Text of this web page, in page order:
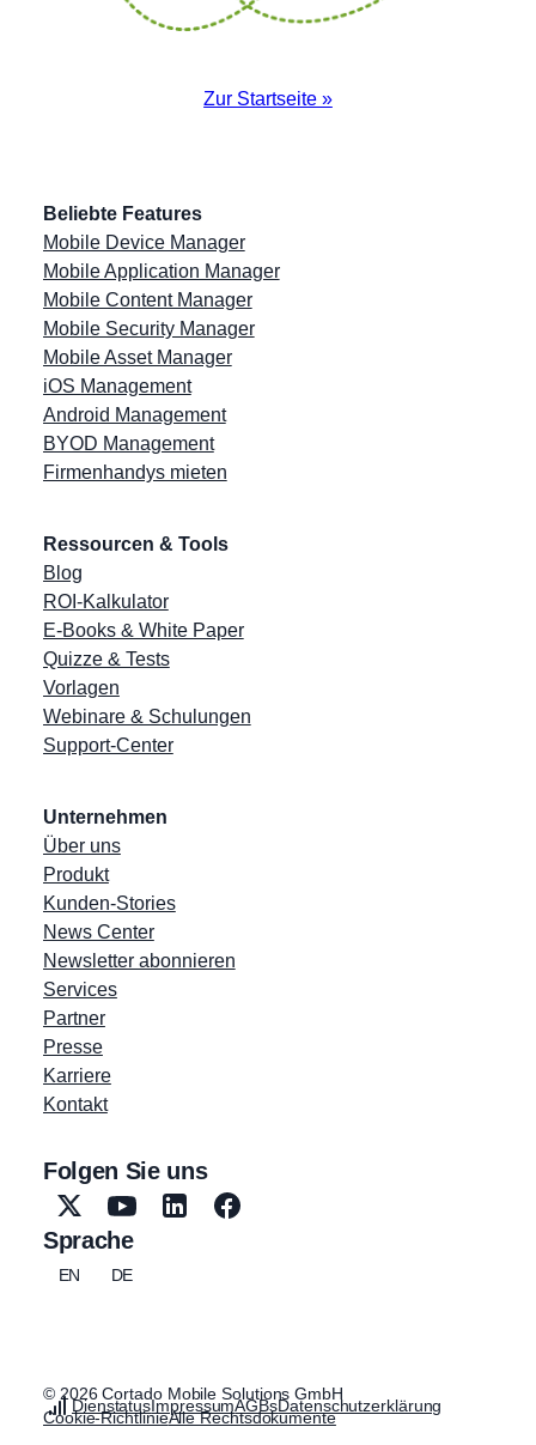
Zur Startseite »
Beliebte Features
Mobile Device Manager
Mobile Application Manager
Mobile Content Manager
Mobile Security Manager
Mobile Asset Manager
iOS Management
Android Management
BYOD Management
Firmenhandys mieten
Ressourcen & Tools
Blog
ROI-Kalkulator
E-Books & White Paper
Quizze & Tests
Vorlagen
Webinare & Schulungen
Support-Center
Unternehmen
Über uns
Produkt
Kunden-Stories
News Center
Newsletter abonnieren
Services
Partner
Presse
Karriere
Kontakt
Folgen Sie uns
Sprache
EN DE
© 2026 Cortado Mobile Solutions GmbH
DienstatusImpressumAGBsDatenschutzerklärung
Cookie-RichtlinieAlle Rechtsdokumente